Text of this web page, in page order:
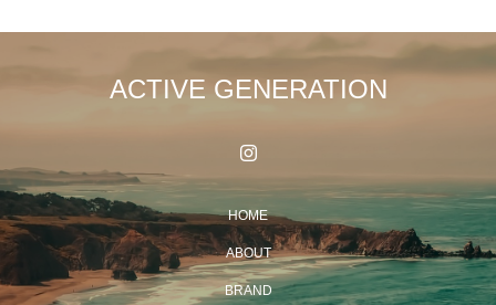
ACTIVE GENERATION
HOME
ABOUT
BRAND